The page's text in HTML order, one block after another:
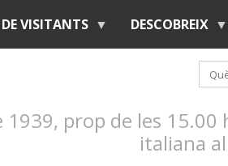
VISITANTS DESCOBREIX
1939, prop de les
italiana